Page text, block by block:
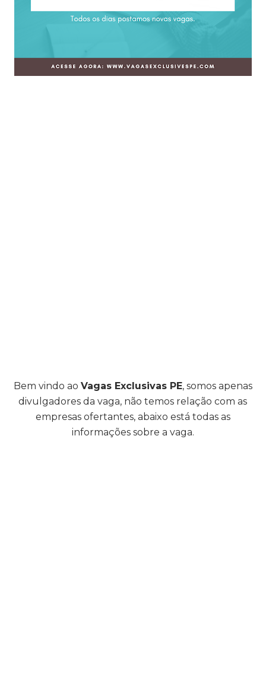
Bem vindo ao Vagas Exclusivas PE, somos apenas
divulgadores da vaga, não temos relação com as
empresas ofertantes, abaixo está todas as
informações sobre a vaga.